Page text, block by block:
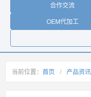
合作交流
OEM代加工
当前位置： 首页 / 产品资讯